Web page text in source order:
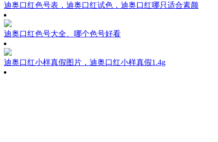
迪奥口红色号表，迪奥口红试色，迪奥口红哪只适合素颜
迪奥口红色号大全、哪个色号好看
迪奥口红小样真假图片，迪奥口红小样真假1.4g